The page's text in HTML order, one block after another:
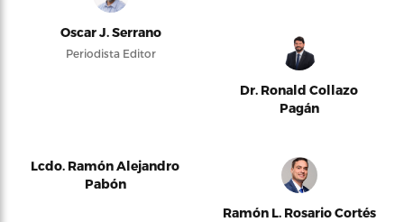
Oscar J. Serrano
Periodista Editor
Dr. Ronald Collazo
Pagán
Lcdo. Ramón Alejandro
Pabón
Ramón L. Rosario Cortés